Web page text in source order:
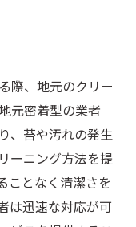
際、地元のクリー
元密着型の業者
、苔や汚れの発生
ーニング方法を提
ことなく清潔さを
は迅速な対応が可